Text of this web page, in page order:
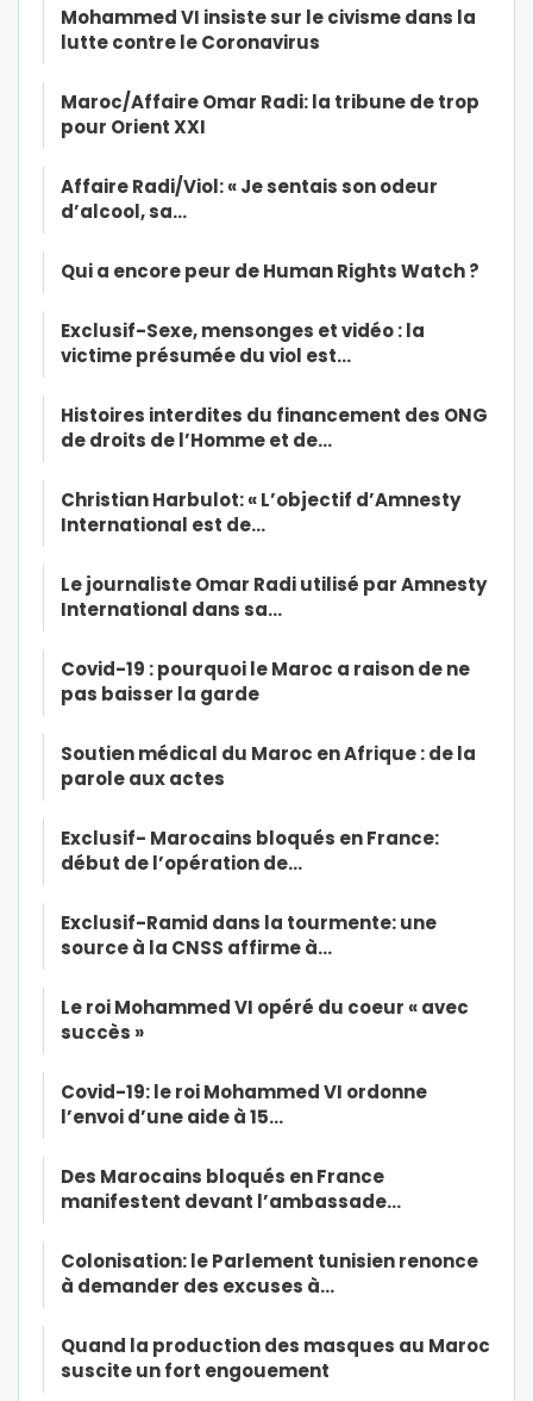
Mohammed VI insiste sur le civisme dans la
lutte contre le Coronavirus
Maroc/Affaire Omar Radi: la tribune de trop
pour Orient XXI
Affaire Radi/Viol: « Je sentais son odeur
d’alcool, sa…
Qui a encore peur de Human Rights Watch ?
Exclusif-Sexe, mensonges et vidéo : la
victime présumée du viol est…
Histoires interdites du financement des ONG
de droits de l’Homme et de…
Christian Harbulot: « L’objectif d’Amnesty
International est de…
Le journaliste Omar Radi utilisé par Amnesty
International dans sa…
Covid-19 : pourquoi le Maroc a raison de ne
pas baisser la garde
Soutien médical du Maroc en Afrique : de la
parole aux actes
Exclusif- Marocains bloqués en France:
début de l’opération de…
Exclusif-Ramid dans la tourmente: une
source à la CNSS affirme à…
Le roi Mohammed VI opéré du coeur « avec
succès »
Covid-19: le roi Mohammed VI ordonne
l’envoi d’une aide à 15…
Des Marocains bloqués en France
manifestent devant l’ambassade…
Colonisation: le Parlement tunisien renonce
à demander des excuses à…
Quand la production des masques au Maroc
suscite un fort engouement